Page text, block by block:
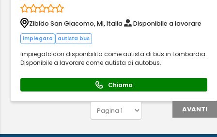
Zibido San Giacomo, MI, Italia Disponibile a lavorare
impiegato autista bus
Impiegato con disponibilità come autista di bus in Lombardia.
Disponibile a lavorare come autista di autobus.
Chiama
AVANTI